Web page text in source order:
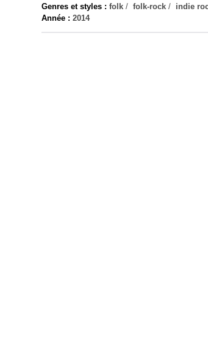
Genres et styles : folk / folk-rock / indie
Année : 2014